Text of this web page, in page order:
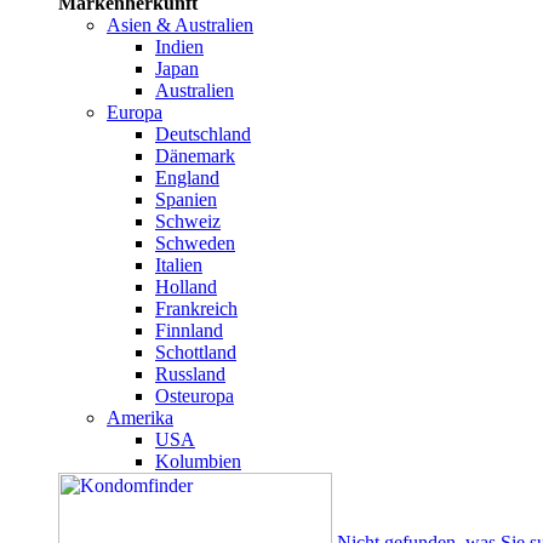
Asien & Australien
Indien
Japan
Australien
Europa
Deutschland
Dänemark
England
Spanien
Schweiz
Schweden
Italien
Holland
Frankreich
Finnland
Schottland
Russland
Osteuropa
Amerika
USA
Kolumbien